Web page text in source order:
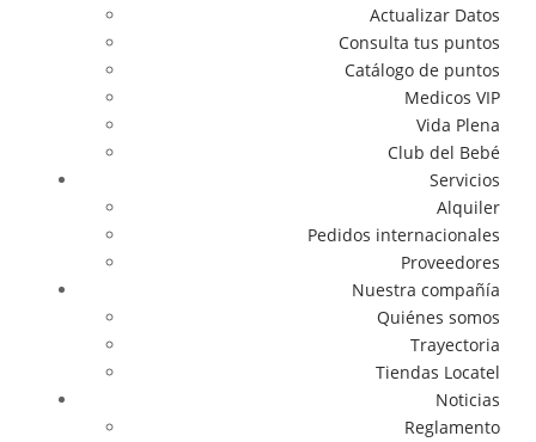
Actualizar Datos
Consulta tus puntos
Catálogo de puntos
Medicos VIP
Vida Plena
Club del Bebé
Servicios
Alquiler
Pedidos internacionales
Proveedores
Nuestra compañía
Quiénes somos
Trayectoria
Tiendas Locatel
Noticias
Reglamento